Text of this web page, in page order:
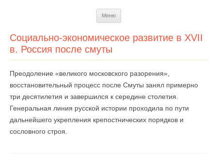
Меню
Социально-экономическое развитие в XVII
в. Россия после смуты
Преодоление «великого московского разорения»,
восстановительный процесс после Смуты занял примерно
три десятилетия и завершился к середине столетия.
Генеральная линия русской истории проходила по пути
дальнейшего укрепления крепостнических порядков и
сословного строя.